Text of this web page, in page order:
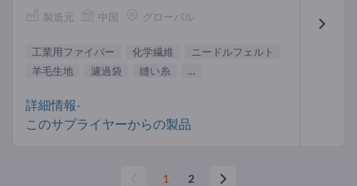
製造元 中国 グローバル
工業用ファイバー 化学繊維
ニードルフェルト
羊毛生地
濾過袋 縫い糸 ...
詳細情報-
このサプライヤーからの製品
1 2